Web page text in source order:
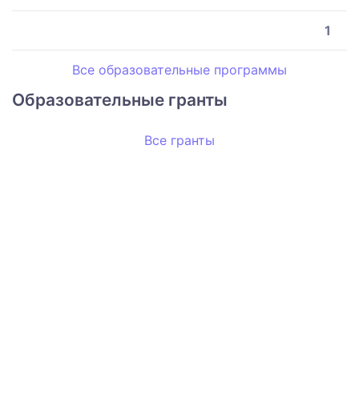
1
Все образовательные программы
Образовательные гранты
Все гранты